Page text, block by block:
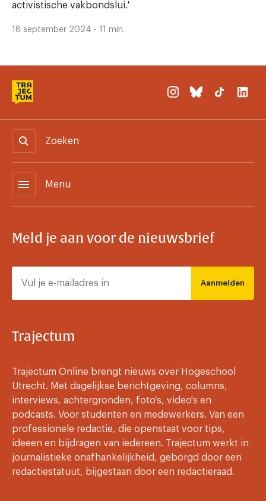
activistische vakbondslui.'
18 september 2024 - 11 min.
Zoeken
menu Menu
Meld je aan voor de nieuwsbrief
Aanmelden
Trajectum
Trajectum Online brengt nieuws over Hogeschool
Utrecht. Met dagelijkse berichtgeving, columns,
interviews, achtergronden, foto's, video's en
podcasts. Voor studenten en medewerkers. Van een
professionele redactie, die openstaat voor tips,
ideeen en bijdragen van iedereen. Trajectum werkt in
journalistieke onafhankelijkheid, geborgd door een
redactiestatuut, bijgestaan door een redactieraad.